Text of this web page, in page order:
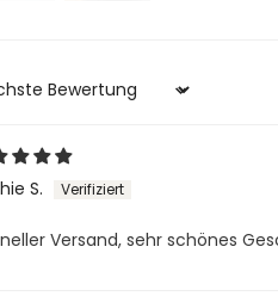
by
S.
Versand, sehr schönes